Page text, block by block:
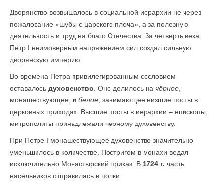
Дворянство возвышалось в социальной иерархии не через
пожалование «шубы с царского плеча», а за полезную
деятельность и труд на благо Отечества. За четверть века
Пётр I неимоверным напряжением сил создал сильную
дворянскую империю.
Во времена Петра привилегированным сословием
оставалось духовенство . Оно делилось на чёрное
монашествующее, и белое , занимающее низшие посты в
церковных приходах. Высшие посты в иерархии – епископы,
митрополиты принадлежали чёрному духовенству.
При Петре I монашествующее духовенство значительно
уменьшилось в количестве. Постригом в монахи ведал
исключительно Монастырский приказ. В 1724 г. часть
насельников отправилась в полки.